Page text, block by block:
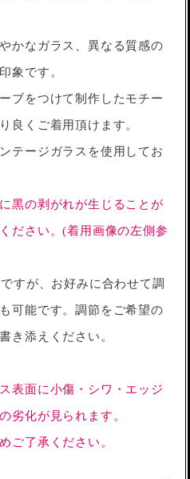
かなガラス、異なる質感の
象です。
ブをつけて制作したモチー
良くご着用頂けます。
テージガラスを使用してお
黒の剥がれが生じることが
ださい。(着用画像の左側参
すが、お好みに合わせて調
可能です。調節をご希望の
き添えください。
表面に小傷・シワ・エッジ
劣化が見られます。
ご了承ください。